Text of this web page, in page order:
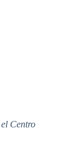
Centro